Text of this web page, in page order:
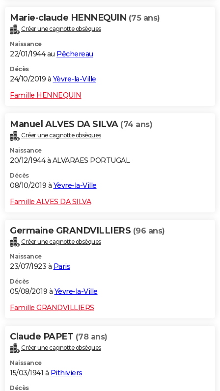
Marie-claude HENNEQUIN (75 ans)
Créer une cagnotte obsèques
Naissance
22/01/1944 au Pêchereau
Décès
24/10/2019 à Yèvre-la-Ville
Famille HENNEQUIN
Manuel ALVES DA SILVA (74 ans)
Créer une cagnotte obsèques
Naissance
20/12/1944 à ALVARAES PORTUGAL
Décès
08/10/2019 à Yèvre-la-Ville
Famille ALVES DA SILVA
Germaine GRANDVILLIERS (96 ans)
Créer une cagnotte obsèques
Naissance
23/07/1923 à Paris
Décès
05/08/2019 à Yèvre-la-Ville
Famille GRANDVILLIERS
Claude PAPET (78 ans)
Créer une cagnotte obsèques
Naissance
15/03/1941 à Pithiviers
Décès